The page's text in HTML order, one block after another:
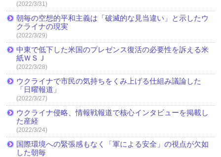
(2022/3/31)
朝毎の空想的平和主義は「破滅的な見当違い」と示したウ
クライナの現実
(2022/3/29)
中東で低下した米国のプレゼンス復活の必要性を訴える米
紙ＷＳＪ
(2022/3/28)
ウクライナで市民の気持ちをくみ上げる仕組み議論した
「日曜報道」
(2022/3/27)
ウクライナ侵略、情報戦報道で核心インタビューを掲載し
た産経
(2022/3/24)
国際環境への緊張感もなく「軍による安全」の視点が欠如
した朝毎